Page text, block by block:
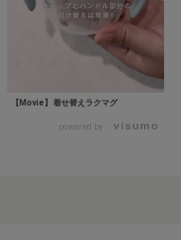
【Movie】着せ替えラクマグ
powered by